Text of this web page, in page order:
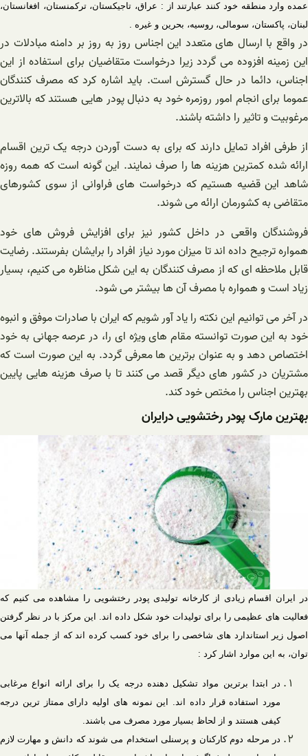
عمده وارد منطقه خود کنند عبارتند از : عراق، تاجیکستان، ترکمنستان، افغانستان،
لبنان، پاکستان، سومالی، روسیه، بحرین و غیره .
در واقع با ارسال های متعدد این اجناس روز به روز بر دامنه مبادلات در
این زمینه افزوده می گردد زیرا درخواست متقاضیان برای استفاده از این
اجناس، دائما در حال گسترش است. باید اشاره کرد که مصرف کنندگان
عموما برای انجام امور روزمره خود به دنبال پودر هایی هستند که بالاترین
مرغوبیت و تاثیر را داشته باشند.
از طرفی افراد تمایل دارند که برای به دست آوردن درجه یک ترین اقسام
ارائه شده کمترین هزینه ها را صرف نمایند. این گونه است که همه روزه
شاهد این قضیه هستیم که درخواست های فراوانی از سوی کشورهای
متقاضی به کشورمان ارائه می شوند.
فروشندگان واقعی در داخل کشور نیز برای افزایش فروش های خود
همواره ترجیح داده اند تا میزان مورد نیاز افراد را برایشان بفرستند. رضایت
قابل ملاحظه ای که از مصرف کنندگان به این شکل مناظره می کنیم، بسیار
زیاد است و همواره با مصرف آن ها بیشتر می شود.
در آخر می توانیم این نکته را یاد آور شویم که ایران با صادرات موفق و انبوه
خود به این صورت توانسته مقام های ویژه ای را، در عرصه جهانی به خود
اختصاص دهد و به عنوان برترین ها معرفی گردد. به این صورت است که
مشتریان در کشور های دیگر قصد می کنند تا با صرف هزینه هایی پایین
بهترین اجناس را مختص خود کند.
بهترین مارک پودر رختشویی درایران
در ایران اقسام زیادی از کارخانه تولیدی پودر رختشویی را مشاهده می کنیم که
فعالیت های عظیمی را برای تولیدات خود شکل داده اند. این مرکز با در نظر گرفتن
اصول زیر استاندارد های شاخصی را برای خود کسب کرده اند که از جمله آنها می
توان، به این موارد اشار کرد :
در ابتدا برترین مواد تشکیل دهنده درجه یک را برای ارائه انواع مرغابی
مورد استفاده قرار داده اند. این نمونه های اولیه دارای ممتاز ترین درجه
کیفی هستند و از لحاظ بسیار مورد مصرف می باشند.
در مرحله دوم کارکنان و پرسنلی استخدام می شوند که دانش و مهارت لازم